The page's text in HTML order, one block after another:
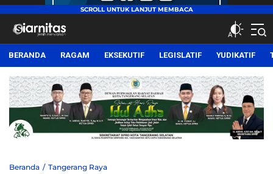
siarnitas
Jernih Menyiarkan
BERANDA RAGAM EKSEKUTIF LEGISLATIF YUDIKATIF
Beranda Tangerang Raya